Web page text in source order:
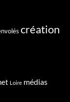
création
Loire médias